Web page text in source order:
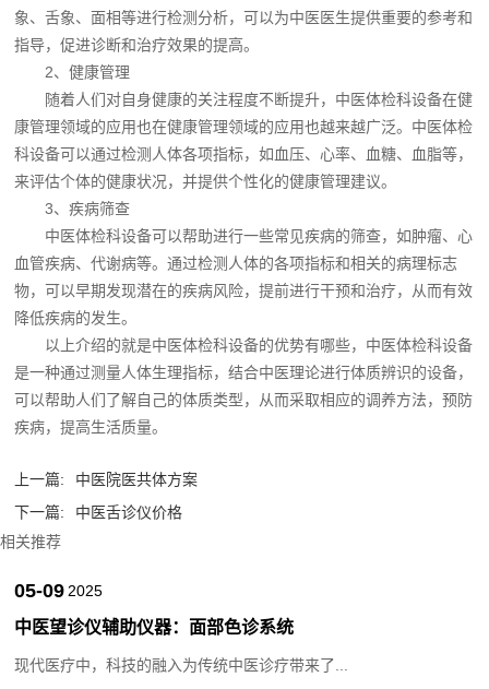
象、舌象、面相等进行检测分析，可以为中医医生提供重要的参考和
指导，促进诊断和治疗效果的提高。
2、健康管理
随着人们对自身健康的关注程度不断提升，中医体检科设备在健
康管理领域的应用也在健康管理领域的应用也越来越广泛。中医体检
科设备可以通过检测人体各项指标，如血压、心率、血糖、血脂等，
来评估个体的健康状况，并提供个性化的健康管理建议。
3、疾病筛查
中医体检科设备可以帮助进行一些常见疾病的筛查，如肿瘤、心
血管疾病、代谢病等。通过检测人体的各项指标和相关的病理标志
物，可以早期发现潜在的疾病风险，提前进行干预和治疗，从而有效
降低疾病的发生。
以上介绍的就是中医体检科设备的优势有哪些，中医体检科设备
是一种通过测量人体生理指标，结合中医理论进行体质辨识的设备，
可以帮助人们了解自己的体质类型，从而采取相应的调养方法，预防
疾病，提高生活质量。
上一篇:
中医院医共体方案
下一篇:
中医舌诊仪价格
相关推荐
05-09 2025
中医望诊仪辅助仪器：面部色诊系统
现代医疗中，科技的融入为传统中医诊疗带来了...